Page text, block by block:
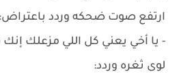
ارتفع صوت ضحكه وردد باعتراض:
- يا أخي يعني كل اللي مزعلك
لوى ثغره وردد: